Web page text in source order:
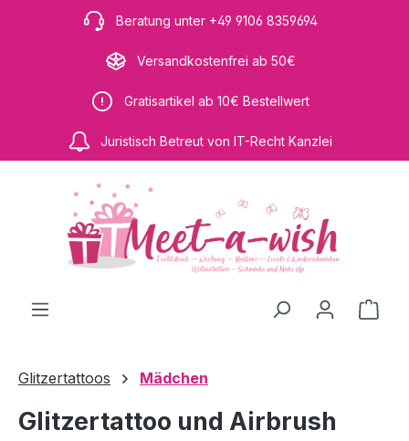
Zum Hauptinhalt springenBeratung unter +49 9106 8359694
Versandkostenfrei ab 50€
Gratisartikel ab 10€ Bestellwert
Juristisch Betreut von IT-Recht Kanzlei
Glitzertattoos Mädchen
Glitzertattoo und Airbrush